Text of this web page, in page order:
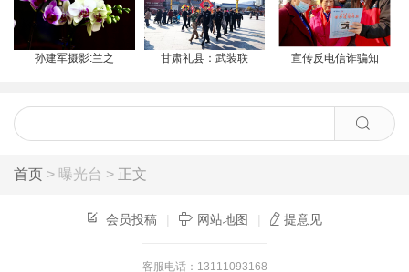
孙建军摄影:兰之 甘肃礼县：武装联 宣传反电信诈骗知
首页 > 曝光台 > 正文
会员投稿 | 网站地图 | 提意见
客服电话：13111093168